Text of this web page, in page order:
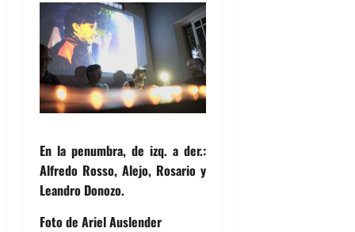
En la penumbra, de izq. a der.:
Alfredo Rosso, Alejo, Rosario y
Leandro Donozo.
Foto de Ariel Auslender